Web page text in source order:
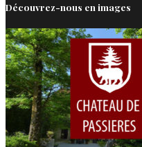
Découvrez-nous en images